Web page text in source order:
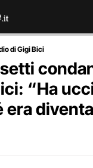
di Gigi Bici
“Ha
era